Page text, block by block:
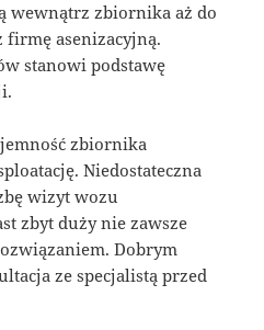
wewnątrz zbiornika aż do
firmę asenizacyjną.
stanowi podstawę
zbiornika
Niedostateczna
wizyt wozu
zbyt duży nie zawsze
Dobrym
ze specjalistą przed